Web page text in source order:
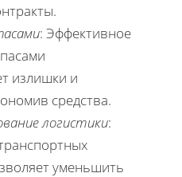
: Эффективное
излишки и
средства.
логистики:
уменьшить